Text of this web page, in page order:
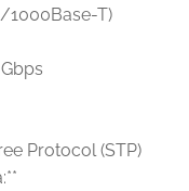
1000Base-T)
Protocol (STP)